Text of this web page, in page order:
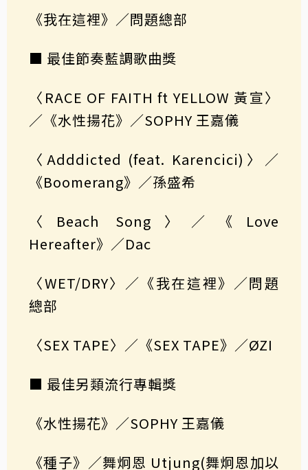
《我在這裡》／問題總部
■ 最佳節奏藍調歌曲獎
〈RACE OF FAITH ft YELLOW 黃宣〉
／《水性揚花》／SOPHY 王嘉儀
〈Adddicted (feat. Karencici)〉／
《Boomerang》／孫盛希
〈Beach Song〉／《Love
Hereafter》／Dac
〈WET/DRY〉／《我在這裡》／問題
總部
〈SEX TAPE〉／《SEX TAPE》／ØZI
■ 最佳另類流行專輯獎
《水性揚花》／SOPHY 王嘉儀
《種子》／舞炯恩 Utjung(舞炯恩加以